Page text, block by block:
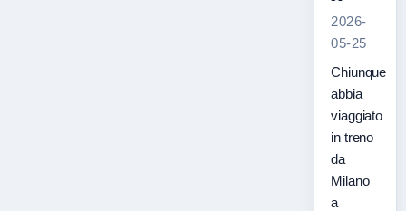
2026-
05-25
Chiunque
abbia
viaggiato
in treno
da
Milano
a